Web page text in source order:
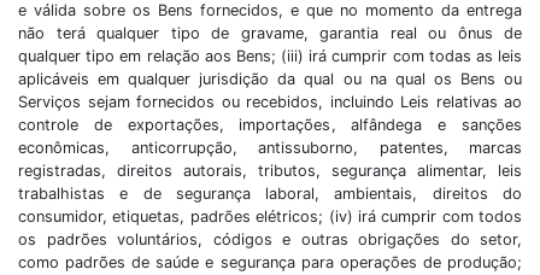
e válida sobre os Bens fornecidos, e que no momento da entrega
não terá qualquer tipo de gravame, garantia real ou ônus de
qualquer tipo em relação aos Bens; (iii) irá cumprir com todas as leis
aplicáveis em qualquer jurisdição da qual ou na qual os Bens ou
Serviços sejam fornecidos ou recebidos, incluindo Leis relativas ao
controle de exportações, importações, alfândega e sanções
econômicas, anticorrupção, antissuborno, patentes, marcas
registradas, direitos autorais, tributos, segurança alimentar, leis
trabalhistas e de segurança laboral, ambientais, direitos do
consumidor, etiquetas, padrões elétricos; (iv) irá cumprir com todos
os padrões voluntários, códigos e outras obrigações do setor,
como padrões de saúde e segurança para operações de produção;